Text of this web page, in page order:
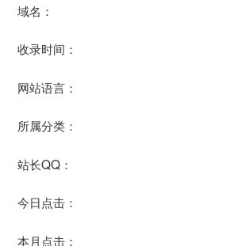
域名：
收录时间：
网站语言：
所属分类：
站长QQ：
今日点击：
本月点击：